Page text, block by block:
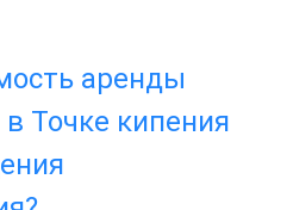
аренды
Точке кипения